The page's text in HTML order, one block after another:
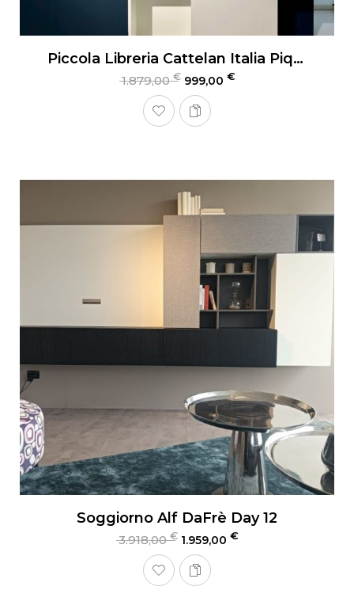
Piccola Libreria Cattelan Italia Piquant
1.879,00€ 999,00 €
Soggiorno Alf DaFrè Day 12
3.918,00€ 1.959,00 €